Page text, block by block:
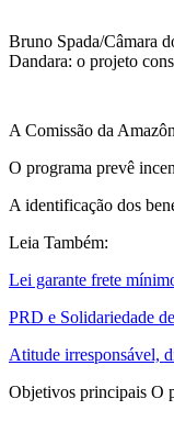
Bruno Spada/Câmara
Dandara: o projeto
A Comissão da
O programa prevê
A identificação dos
Leia Também:
Lei garante frete
PRD e Solidariedade
Atitude irresponsável,
Objetivos principais O